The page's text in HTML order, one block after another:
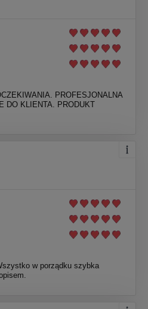
PROFESJONALNA
DO KLIENTA. PRODUKT
w porządku szybka